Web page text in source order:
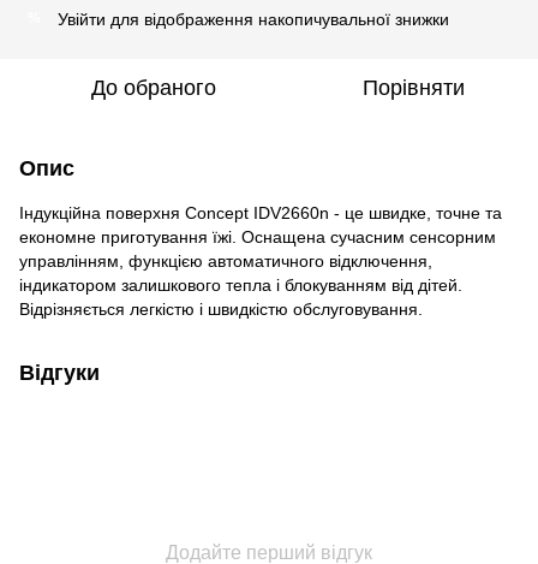
Увійти для відображення накопичувальної знижки
До обраного Порівняти
Опис
Індукційна поверхня Concept IDV2660n - це швидке, точне та
економне приготування їжі. Оснащена сучасним сенсорним
управлінням, функцією автоматичного відключення,
індикатором залишкового тепла і блокуванням від дітей.
Відрізняється легкістю і швидкістю обслуговування.
Відгуки
Додайте перший відгук